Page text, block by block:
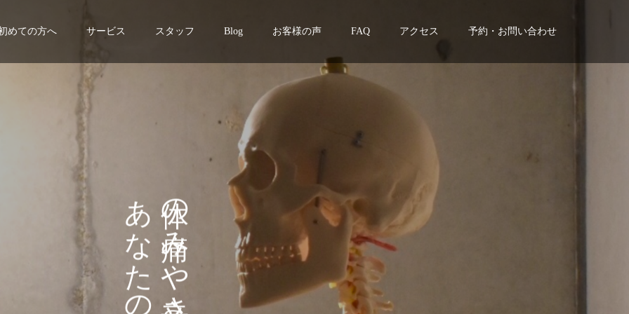
めての方へ サービス スタッフ Blog お客様の声 FAQ アクセス 予約・お問い合わせ
の
や
さ
が
た
の
を
い
ま
せ